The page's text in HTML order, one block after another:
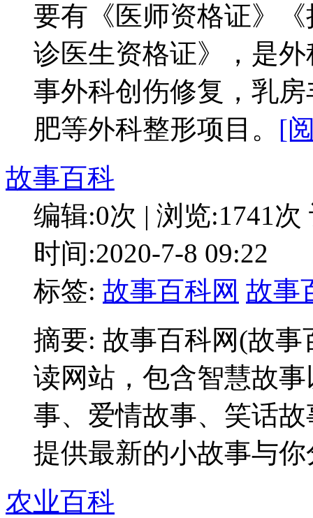
要有《医师资格证》
诊医生资格证》，是
事外科创伤修复，乳
肥等外科整形项目。 [
故事百科
编辑:0次 | 浏览:1741次
时间:2020-7-8 09:22
标签: 故事百科网 故事
摘要: 故事百科网(故
读网站，包含智慧故
事、爱情故事、笑话
提供最新的小故事与
农业百科